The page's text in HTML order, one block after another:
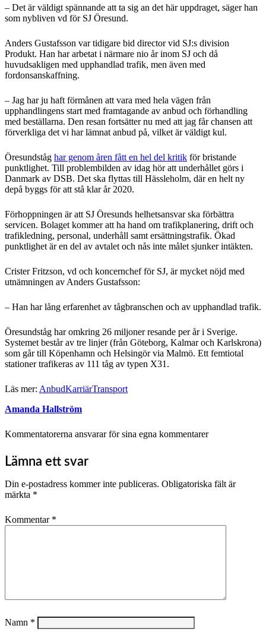
– Det är väldigt spännande att ta sig an det här uppdraget, säger han
som nybliven vd för SJ Öresund.
Anders Gustafsson var tidigare bid director vid SJ:s division
Produkt. Han har arbetat i närmare nio år inom SJ och då
huvudsakligen med upphandlad trafik, men även med
fordonsanskaffning.
– Jag har ju haft förmånen att vara med hela vägen från
upphandlingens start med framtagande av anbud och förhandling
med beställarna. Den resan fortsätter nu med att jag får chansen att
förverkliga det vi har lämnat anbud på, vilket är väldigt kul.
Öresundståg har genom åren fått en hel del kritik för bristande
punktlighet. Till problembilden av idag hör att underhållet görs i
Danmark av DSB. Det ska flyttas till Hässleholm, där en helt ny
depå byggs för att stå klar år 2020.
Förhoppningen är att SJ Öresunds helhetsansvar ska förbättra
servicen. Bolaget kommer att ha hand om trafikplanering, drift och
trafikledning, personal, underhåll samt ersättningstrafik. Ökad
punktlighet är en del av avtalet och nås inte målet sjunker intäkten.
Crister Fritzson, vd och koncernchef för SJ, är mycket nöjd med
utnämningen av Anders Gustafsson:
– Han har lång erfarenhet av tågbranschen och av upphandlad trafik.
Öresundståg har omkring 26 miljoner resande per år i Sverige.
Systemet består av tre linjer (från Göteborg, Kalmar och Karlskrona)
som går till Köpenhamn och Helsingör via Malmö. Ett femtiotal
stationer trafikeras av 111 tåg av typen X31.
Läs mer: AnbudKarriärTransport
Amanda Hallström
Kommentatorerna ansvarar för sina egna kommentarer
Lämna ett svar
Din e-postadress kommer inte publiceras. Obligatoriska fält är
märkta *
Kommentar *
Namn *